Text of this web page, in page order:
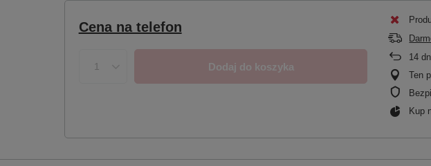
Cena na telefon
Dodaj do koszyka
14
Ten
Kup